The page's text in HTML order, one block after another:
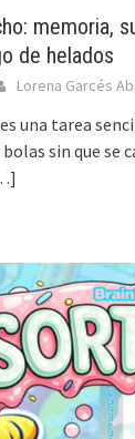
memoria,
de helados
Lorena Garcés
una tarea
sin que se